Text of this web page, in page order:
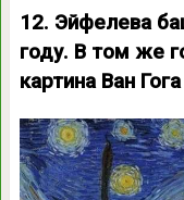
12. Эйфелева
году. В том же
картина Ван